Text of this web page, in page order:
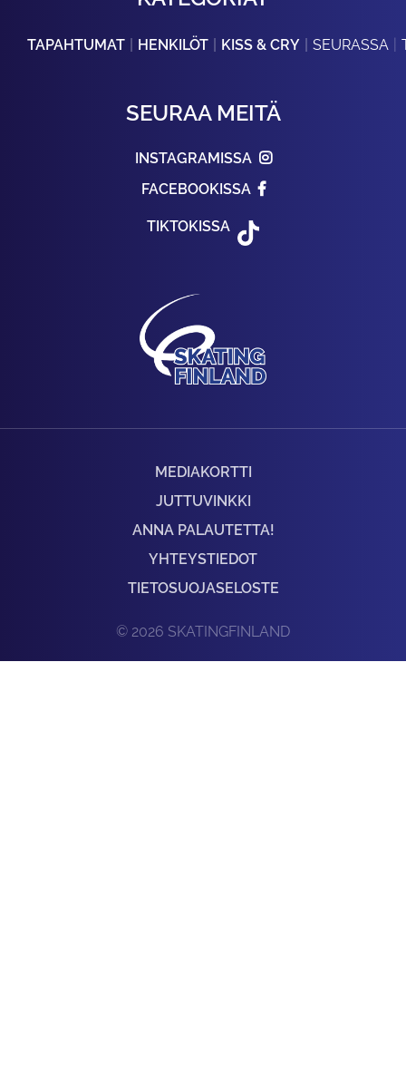
TAPAHTUMAT HENKILÖT KISS & CRY SEURASSA
SEURAA MEITÄ
INSTAGRAMISSA
FACEBOOKISSA
TIKTOKISSA
MEDIAKORTTI
JUTTUVINKKI
ANNA PALAUTETTA!
YHTEYSTIEDOT
TIETOSUOJASELOSTE
© 2026 SKATINGFINLAND